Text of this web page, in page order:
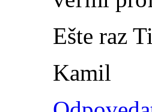
Ešte raz
Kamil